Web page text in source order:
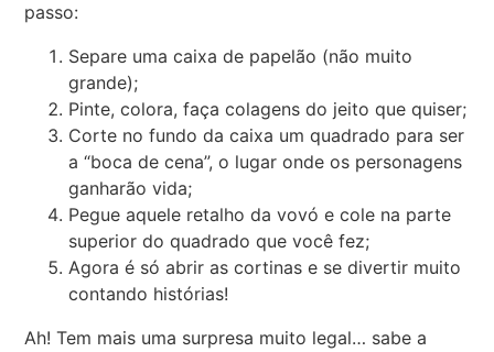
passo:
Separe uma caixa de papelão (não muito
grande);
Pinte, colora, faça colagens do jeito que quiser;
Corte no fundo da caixa um quadrado para ser
a “boca de cena”, o lugar onde os personagens
ganharão vida;
Pegue aquele retalho da vovó e cole na parte
superior do quadrado que você fez;
Agora é só abrir as cortinas e se divertir muito
contando histórias!
Ah! Tem mais uma surpresa muito legal… sabe a